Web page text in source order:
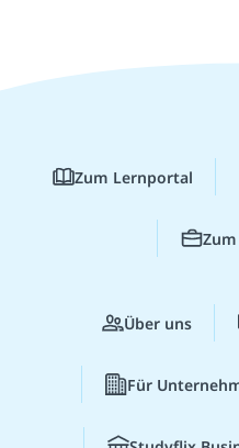
Zum Lernportal
Über uns
Für